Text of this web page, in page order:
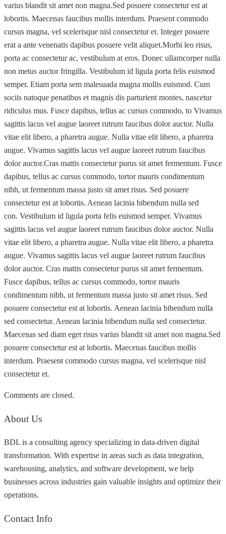
varius blandit sit amet non magna.Sed posuere consectetur est at
lobortis. Maecenas faucibus mollis interdum. Praesent commodo
cursus magna, vel scelerisque nisl consectetur et. Integer posuere
erat a ante venenatis dapibus posuere velit aliquet.Morbi leo risus,
porta ac consectetur ac, vestibulum at eros. Donec ullamcorper nulla
non metus auctor fringilla. Vestibulum id ligula porta felis euismod
semper. Etiam porta sem malesuada magna mollis euismod. Cum
sociis natoque penatibus et magnis dis parturient montes, nascetur
ridiculus mus. Fusce dapibus, tellus ac cursus commodo, to Vivamus
sagittis lacus vel augue laoreet rutrum faucibus dolor auctor. Nulla
vitae elit libero, a pharetra augue. Nulla vitae elit libero, a pharetra
augue. Vivamus sagittis lacus vel augue laoreet rutrum faucibus
dolor auctor.Cras mattis consectetur purus sit amet fermentum. Fusce
dapibus, tellus ac cursus commodo, tortor mauris condimentum
nibh, ut fermentum massa justo sit amet risus. Sed posuere
consectetur est at lobortis. Aenean lacinia bibendum nulla sed
con. Vestibulum id ligula porta felis euismod semper. Vivamus
sagittis lacus vel augue laoreet rutrum faucibus dolor auctor. Nulla
vitae elit libero, a pharetra augue. Nulla vitae elit libero, a pharetra
augue. Vivamus sagittis lacus vel augue laoreet rutrum faucibus
dolor auctor. Cras mattis consectetur purus sit amet fermentum.
Fusce dapibus, tellus ac cursus commodo, tortor mauris
condimentum nibh, ut fermentum massa justo sit amet risus. Sed
posuere consectetur est at lobortis. Aenean lacinia bibendum nulla
sed consectetur. Aenean lacinia bibendum nulla sed consectetur.
Maecenas sed diam eget risus varius blandit sit amet non magna.Sed
posuere consectetur est at lobortis. Maecenas faucibus mollis
interdum. Praesent commodo cursus magna, vel scelerisque nisl
consectetur et.
Comments are closed.
About Us
BDL is a consulting agency specializing in data-driven digital
transformation. With expertise in areas such as data integration,
warehousing, analytics, and software development, we help
businesses across industries gain valuable insights and optimize their
operations.
Contact Info